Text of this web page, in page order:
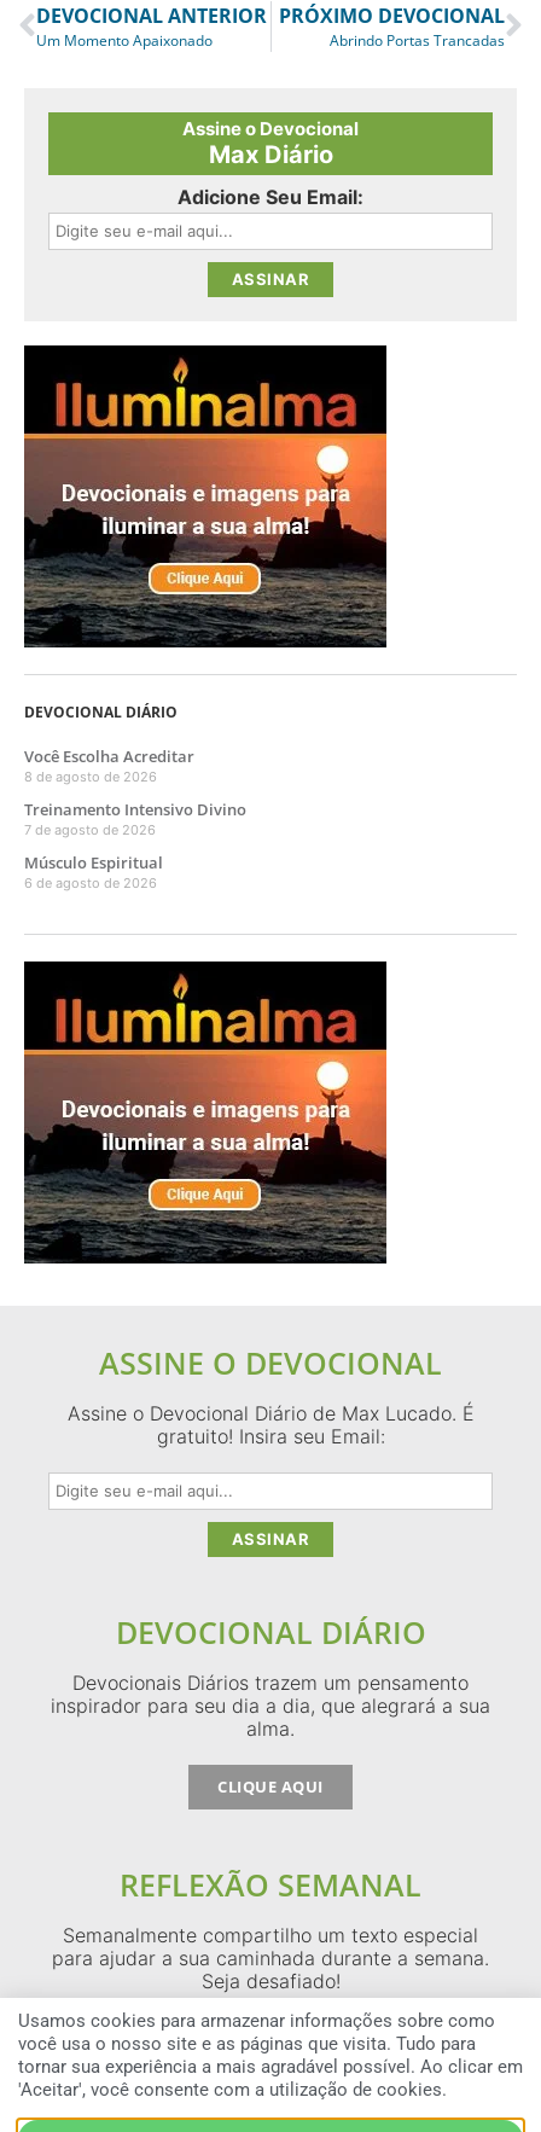
DEVOCIONAL ANTERIOR
Um Momento Apaixonado
PRÓXIMO DEVOCIONAL
Abrindo Portas Trancadas
Assine o Devocional
Max Diário
Adicione Seu Email:
DEVOCIONAL DIÁRIO
Você Escolha Acreditar
8 de agosto de 2026
Treinamento Intensivo Divino
7 de agosto de 2026
Músculo Espiritual
6 de agosto de 2026
ASSINE O DEVOCIONAL
Assine o Devocional Diário de Max Lucado. É
gratuito! Insira seu Email:
DEVOCIONAL DIÁRIO
Devocionais Diários trazem um pensamento
inspirador para seu dia a dia, que alegrará a sua
alma.
CLIQUE AQUI
REFLEXÃO SEMANAL
Semanalmente compartilho um texto especial
para ajudar a sua caminhada durante a semana.
Seja desafiado!
CLIQUE AQUI
COPYRIGHT © 2026 MAX LUCADO BRAZIL — TODOS OS DIREITOS RESERVADOS
Usamos cookies para armazenar informações sobre como
você usa o nosso site e as páginas que visita. Tudo para
tornar sua experiência a mais agradável possível. Ao clicar em
'Aceitar', você consente com a utilização de cookies.